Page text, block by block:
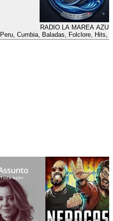
RADIO LA MAREA AZUL
Peru, Cumbia, Baladas, Folclore, Hits,